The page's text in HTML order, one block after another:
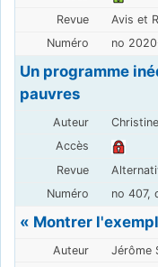
Avis et
no
Un programme
pauvres
no 407,
« Montrer
Jérôme